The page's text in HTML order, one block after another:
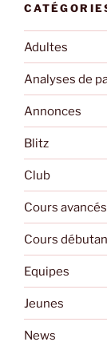
Adultes
Analyses de
Annonces
Blitz
Club
Cours
Cours
Equipes
Jeunes
News